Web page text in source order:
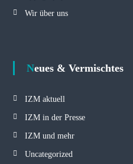
Wir über uns
Neues & Vermischtes
IZM aktuell
IZM in der Presse
IZM und mehr
Uncategorized